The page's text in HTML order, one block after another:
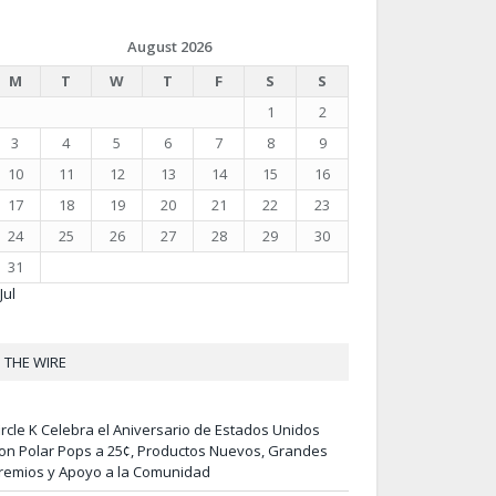
August 2026
M
T W T F S
S
1
2
3
4 5 6 7 8
9
10
11 12 13 14 15
16
17
18 19 20 21 22
23
24
25 26 27 28 29
30
31
THE WIRE
K Celebra el Aniversario de Estados Unidos
Polar Pops a 25¢, Productos Nuevos, Grandes
y Apoyo a la Comunidad